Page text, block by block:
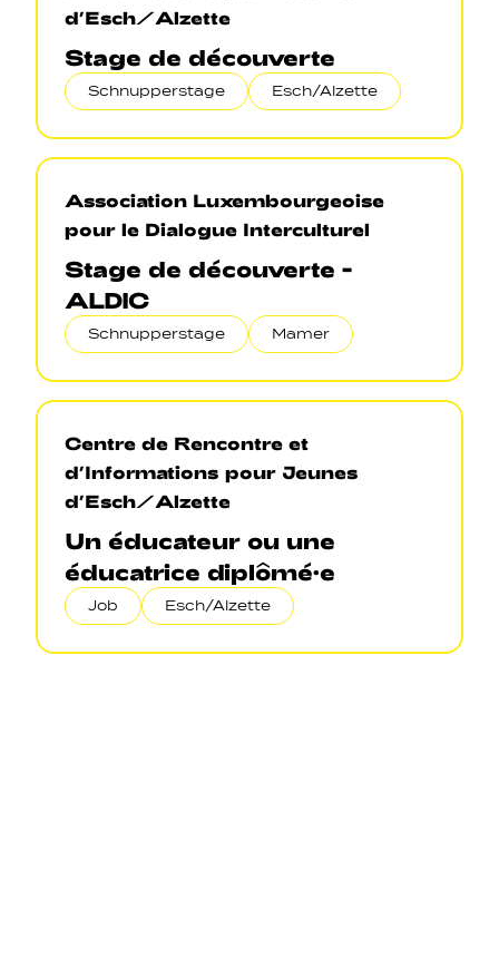
d’Esch/Alzette
Stage de découverte
Schnupperstage Esch/Alzette
Association Luxembourgeoise
pour le Dialogue Interculturel
Stage de découverte -
ALDIC
Schnupperstage Mamer
Centre de Rencontre et
d’Informations pour Jeunes
d’Esch/Alzette
Un éducateur ou une
éducatrice diplômé·e
Job Esch/Alzette